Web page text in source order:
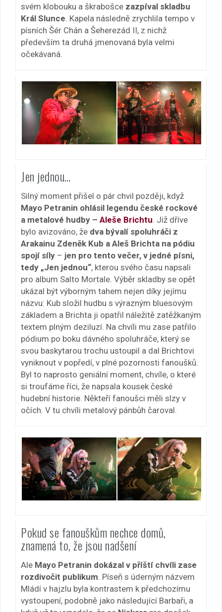
svém klobouku a škrabošce zazpíval skladbu
Král Slunce . Kapela následně zrychlila tempo v
písních Šér Chán a Šeherezád II, z nichž
především ta druhá jmenovaná byla velmi
očekávaná.
Jen jednou…
Silný moment přišel o pár chvil později, když
Mayo Petranin ohlásil legendu české rockové
a metalové hudby – Aleše Brichtu . Již dříve
bylo avizováno, že dva bývalí spoluhráči z
Arakainu Zdeněk Kub a Aleš Brichta na pódiu
spojí síly – jen pro tento večer, v jedné písni,
tedy „Jen jednou“, kterou svého času napsali
pro album Salto Mortale. Výběr skladby se opět
ukázal být výborným tahem nejen díky jejímu
názvu: Kub složil hudbu s výrazným bluesovým
základem a Brichta ji opatřil náležitě zatěžkaným
textem plným deziluzí. Na chvíli mu zase patřilo
pódium po boku dávného spoluhráče, který se
svou baskytarou trochu ustoupil a dal Brichtovi
vyniknout v popředí, v plné pozornosti fanoušků.
Byl to naprosto geniální moment, chvíle, o které
si troufáme říci, že napsala kousek české
hudební historie. Někteří fanoušci měli slzy v
očích. V tu chvíli metalový pánbůh čaroval.
Pokud se fanouškům nechce domů,
znamená to, že jsou nadšení
Ale Mayo Petranin dokázal v příští chvíli zase
rozdivočit publikum . Píseň s úderným názvem
Mládí v hajzlu byla kontrastem k předchozímu
vystoupení, podobně jako následující Barbaři, a